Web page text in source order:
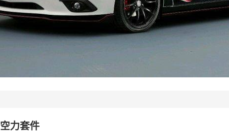
空力套件